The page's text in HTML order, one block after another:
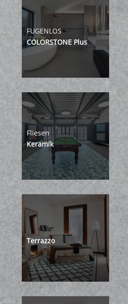
FUGENLOS
COLORSTONE Plus
Fliesen
Keramik
Terrazzo